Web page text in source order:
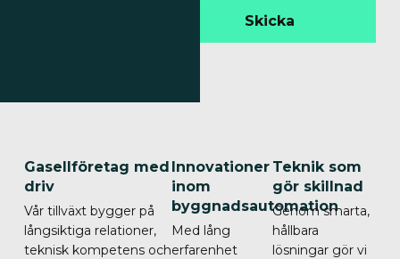
Skicka
Gasellföretag med
driv
Vår tillväxt bygger på
långsiktiga relationer,
teknisk kompetens och
Innovationer
inom
byggnadsautomation
Med lång
erfarenhet
Teknik som
gör skillnad
Genom smarta,
hållbara
lösningar gör vi